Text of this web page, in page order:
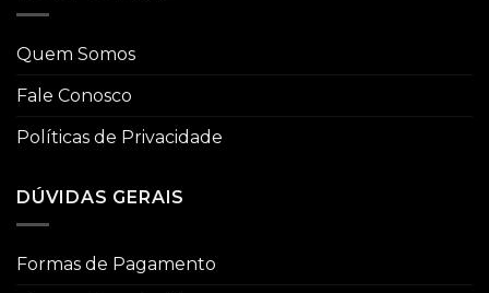
Quem Somos
Fale Conosco
Políticas de Privacidade
DÚVIDAS GERAIS
Formas de Pagamento